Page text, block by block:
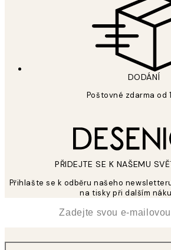
DODÁNÍ
Poštovné zdarma od
PŘIDEJTE SE K NAŠEMU
Přihlašte se k odběru našeho
na tisky při dalším